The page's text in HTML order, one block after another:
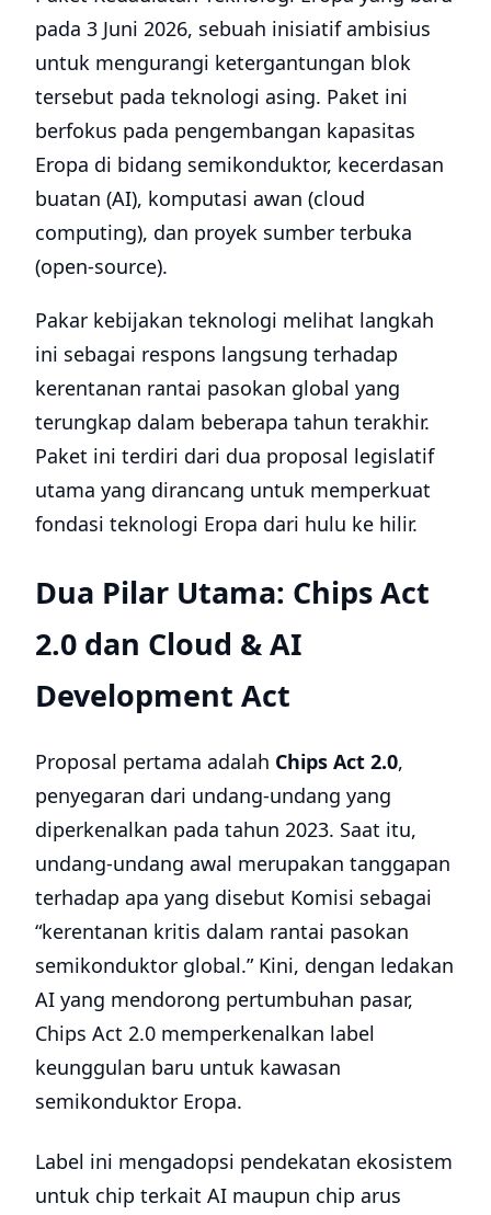
pada 3 Juni 2026, sebuah inisiatif ambisius
untuk mengurangi ketergantungan blok
tersebut pada teknologi asing. Paket ini
berfokus pada pengembangan kapasitas
Eropa di bidang semikonduktor, kecerdasan
buatan (AI), komputasi awan (cloud
computing), dan proyek sumber terbuka
(open-source).
Pakar kebijakan teknologi melihat langkah
ini sebagai respons langsung terhadap
kerentanan rantai pasokan global yang
terungkap dalam beberapa tahun terakhir.
Paket ini terdiri dari dua proposal legislatif
utama yang dirancang untuk memperkuat
fondasi teknologi Eropa dari hulu ke hilir.
Dua Pilar Utama: Chips Act
2.0 dan Cloud & AI
Development Act
Proposal pertama adalah Chips Act 2.0,
penyegaran dari undang-undang yang
diperkenalkan pada tahun 2023. Saat itu,
undang-undang awal merupakan tanggapan
terhadap apa yang disebut Komisi sebagai
“kerentanan kritis dalam rantai pasokan
semikonduktor global.” Kini, dengan ledakan
AI yang mendorong pertumbuhan pasar,
Chips Act 2.0 memperkenalkan label
keunggulan baru untuk kawasan
semikonduktor Eropa.
Label ini mengadopsi pendekatan ekosistem
untuk chip terkait AI maupun chip arus